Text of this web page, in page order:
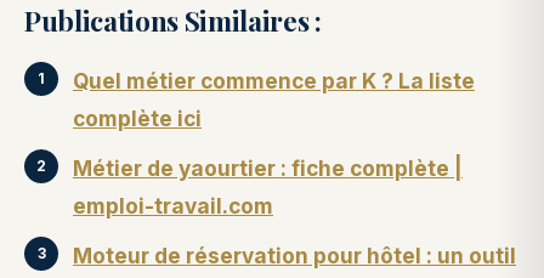
Publications Similaires :
Quel métier commence par K ? La liste
complète ici
Métier de yaourtier : fiche complète |
emploi-travail.com
Moteur de réservation pour hôtel : un outil